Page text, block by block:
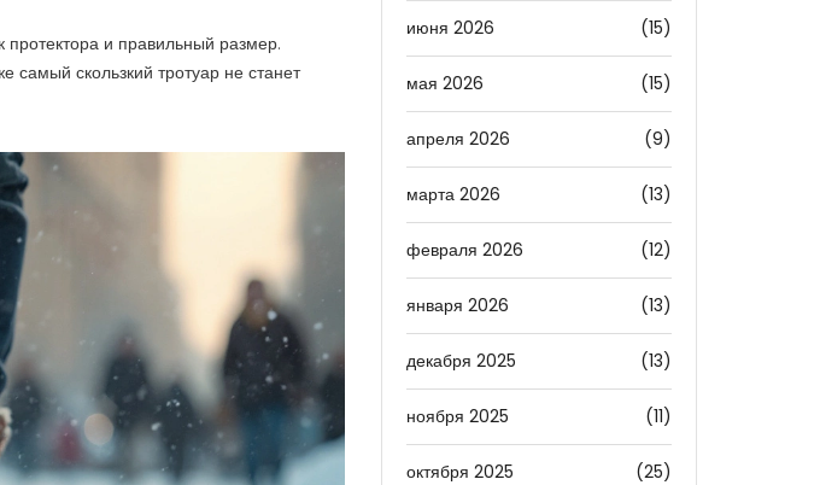
протектора и правильный размер.
самый скользкий тротуар не станет
июня 2026 (15)
мая 2026 (15)
апреля 2026 (9)
марта 2026 (13)
февраля 2026 (12)
января 2026 (13)
декабря 2025 (13)
ноября 2025 (11)
октября 2025 (25)